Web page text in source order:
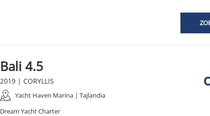
Bali 4.5
2019 | CORYLLIS
Yacht Haven Marina | Tajlandia
Dream Yacht Charter